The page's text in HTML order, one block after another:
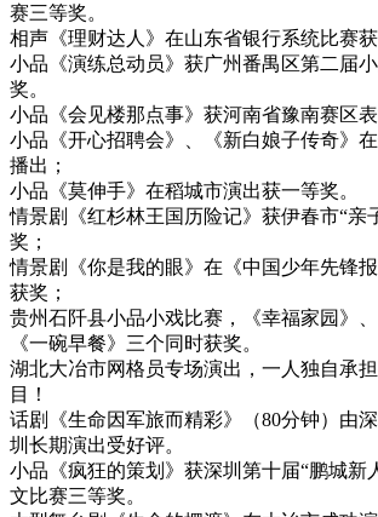
赛三等奖。
相声《理财达人》在山东省银行系统比赛获
小品《演练总动员》获广州番禺区第二届
奖。
小品《会见楼那点事》获河南省豫南赛区
小品《开心招聘会》、《新白娘子传奇》
播出；
小品《莫伸手》在稻城市演出获一等奖。
情景剧《红杉林王国历险记》获伊春市“亲
奖；
情景剧《你是我的眼》在《中国少年先锋
获奖；
贵州石阡县小品小戏比赛，《幸福家园》、
《一碗早餐》三个同时获奖。
湖北大冶市网格员专场演出，一人独自承
目！
话剧《生命因军旅而精彩》（80分钟）由
圳长期演出受好评。
小品《疯狂的策划》获深圳第十届“鹏城新
文比赛三等奖。